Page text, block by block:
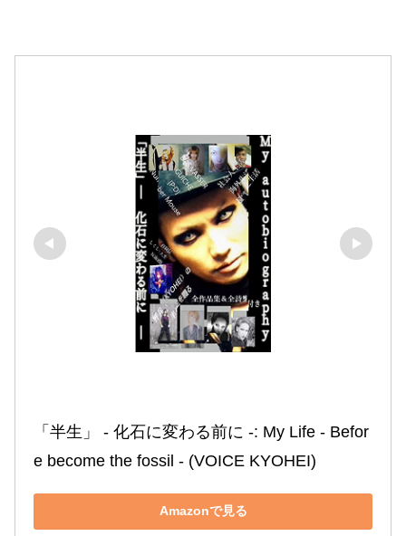
「半生」 ‐ 化石に変わる前に ‐: My Life ‐ Befor
e become the fossil ‐ (VOICE KYOHEI)
Amazonで見る